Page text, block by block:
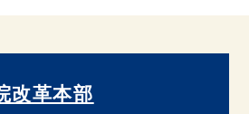
改革本部